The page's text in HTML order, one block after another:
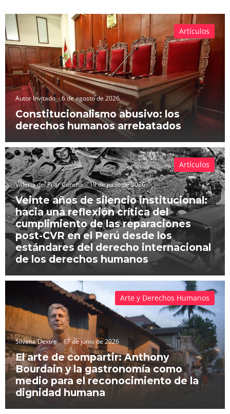
Autor Invitado 6 de agosto de 2026
Constitucionalismo abusivo: los
derechos humanos arrebatados
Artículos
Valeria del Pilar Concha 19 de junio de 2026
Veinte años de silencio institucional:
hacia una reflexión crítica del
cumplimiento de las reparaciones
post-CVR en el Perú desde los
estándares del derecho internacional
de los derechos humanos
Artículos
Silvana Dextre 17 de junio de 2026
El arte de compartir: Anthony
Bourdain y la gastronomía como
medio para el reconocimiento de la
dignidad humana
Arte y Derechos Humanos